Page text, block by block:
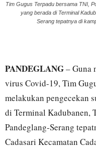
Tim Gugus Terpadu bersama TNI,
yang berada di Terminal
Serang tepatnya di
PANDEGLANG– Guna
virus Covid-19, Tim
melakukan pengecekan
di Terminal Kadubanen,
Pandeglang-Serang
Cadasari Kecamatan